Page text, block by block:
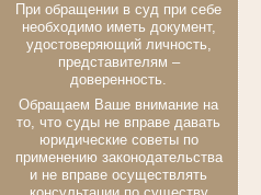
При обращении в суд при себе
необходимо иметь документ,
удостоверяющий личность,
представителям –
доверенность.
Обращаем Ваше внимание на
то, что суды не вправе давать
юридические советы по
применению законодательства
и не вправе осуществлять